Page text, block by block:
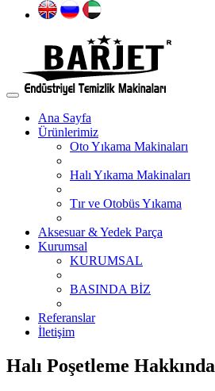
Ana Sayfa
Ürünlerimiz
Oto Yıkama Makinaları
Halı Yıkama Makinaları
Tır ve Otobüs Yıkama
Aksesuar & Yedek Parça
Kurumsal
KURUMSAL
BASINDA BİZ
Referanslar
İletişim
Halı Poşetleme Hakkında